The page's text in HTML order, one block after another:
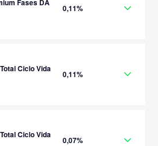
Fases DA
0,11%
Ciclo Vida
0,11%
Ciclo Vida
0,07%